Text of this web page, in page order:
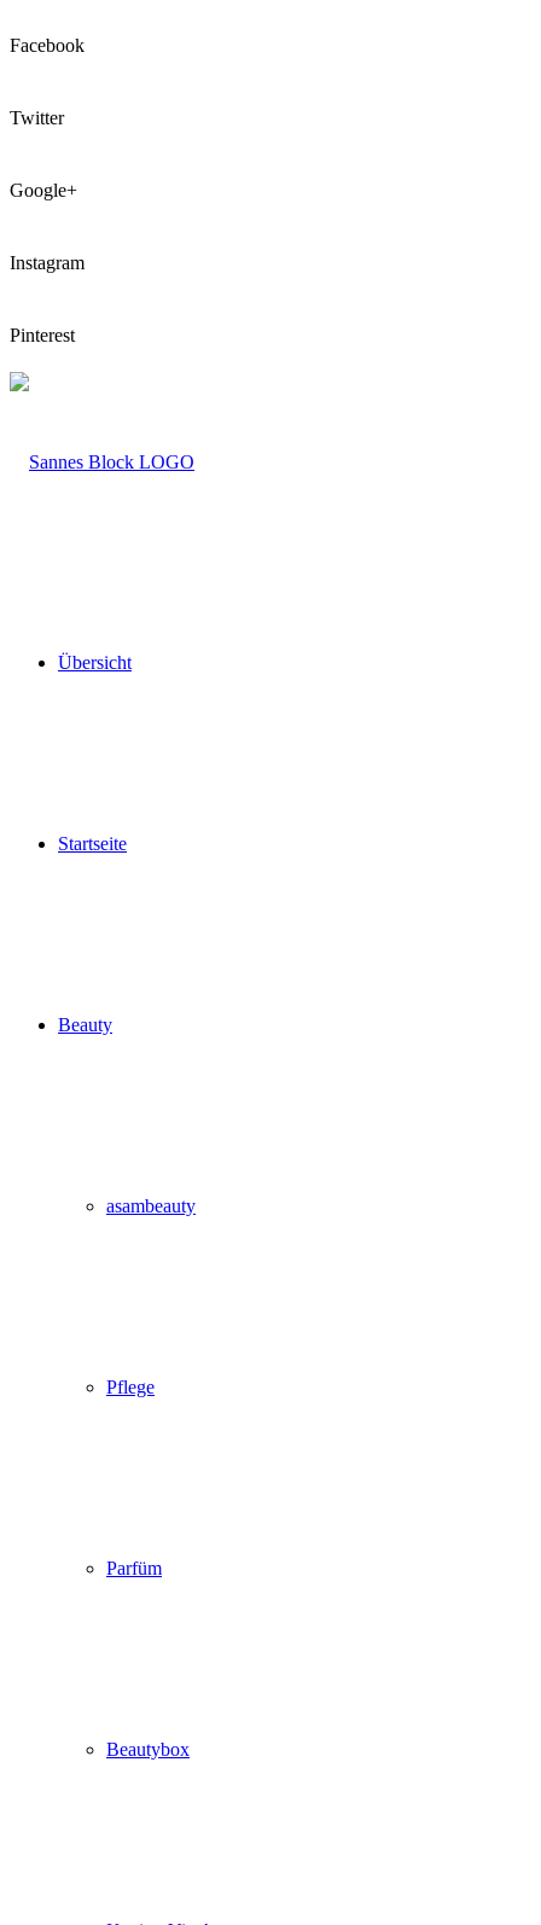
Facebook
Twitter
Google+
Instagram
Pinterest
LOGO
Übersicht
Startseite
Beauty
asambeauty
Pflege
Parfüm
Beautybox